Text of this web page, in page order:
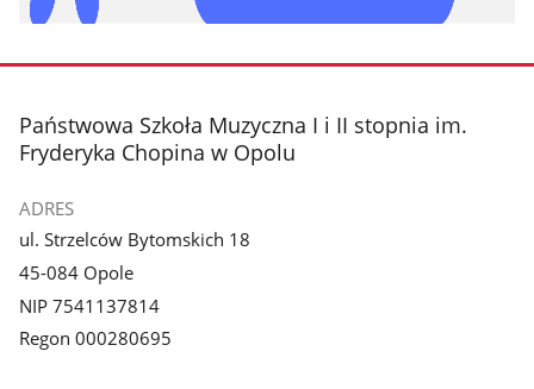
stopka
Państwowa Szkoła Muzyczna I i II stopnia im.
Fryderyka Chopina w Opolu
ADRES
ul. Strzelców Bytomskich 18
45-084 Opole
NIP 7541137814
Regon 000280695